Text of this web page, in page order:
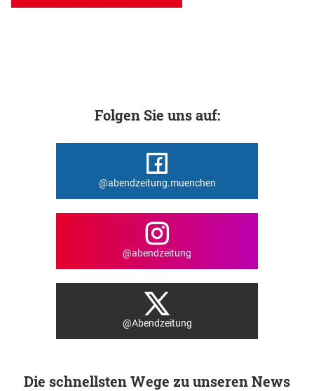
Folgen Sie uns auf:
@abendzeitung.muenchen
@abendzeitung
@Abendzeitung
Die schnellsten Wege zu unseren News